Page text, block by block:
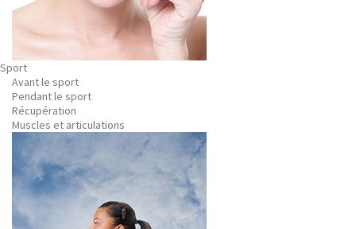
Sport
Avant le sport
Pendant le sport
Récupération
Muscles et articulations